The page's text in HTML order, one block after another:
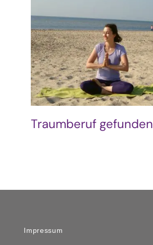
Traumberuf gefunden
Impressum